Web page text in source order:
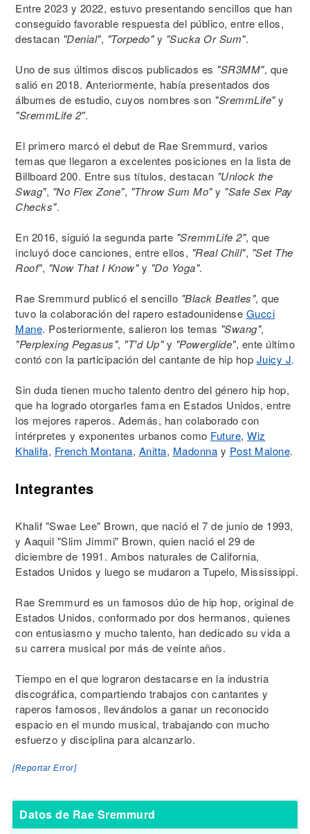
Entre 2023 y 2022, estuvo presentando sencillos que han
conseguido favorable respuesta del público, entre ellos,
destacan "Denial", "Torpedo"y "Sucka Or Sum".
Uno de sus últimos discos publicados es "SR3MM", que
salió en 2018. Anteriormente, había presentados dos
álbumes de estudio, cuyos nombres son "SremmLife"y
"SremmLife 2".
El primero marcó el debut de Rae Sremmurd, varios
temas que llegaron a excelentes posiciones en la lista de
Billboard 200. Entre sus títulos, destacan "Unlock the
Swag", "No Flex Zone", "Throw Sum Mo"y "Safe Sex Pay
Checks".
En 2016, siguió la segunda parte "SremmLife 2", que
incluyó doce canciones, entre ellos, "Real Chill", "Set The
Roof", "Now That I Know"y "Do Yoga".
Rae Sremmurd publicó el sencillo "Black Beatles", que
tuvo la colaboración del rapero estadounidense Gucci
Mane. Posteriormente, salieron los temas "Swang",
"Perplexing Pegasus", "T'd Up"y "Powerglide", ente último
contó con la participación del cantante de hip hop Juicy J.
Sin duda tienen mucho talento dentro del género hip hop,
que ha logrado otorgarles fama en Estados Unidos, entre
los mejores raperos. Además, han colaborado con
intérpretes y exponentes urbanos como Future, Wiz
Khalifa, French Montana, Anitta, Madonna y Post Malone.
Integrantes
Khalif "Swae Lee" Brown, que nació el 7 de junio de 1993,
y Aaquil "Slim Jimmi" Brown, quien nació el 29 de
diciembre de 1991. Ambos naturales de California,
Estados Unidos y luego se mudaron a Tupelo, Mississippi.
Rae Sremmurd es un famosos dúo de hip hop, original de
Estados Unidos, conformado por dos hermanos, quienes
con entusiasmo y mucho talento, han dedicado su vida a
su carrera musical por más de veinte años.
Tiempo en el que lograron destacarse en la industria
discográfica, compartiendo trabajos con cantantes y
raperos famosos, llevándolos a ganar un reconocido
espacio en el mundo musical, trabajando con mucho
esfuerzo y disciplina para alcanzarlo.
[Reportar Error]
Datos de Rae Sremmurd